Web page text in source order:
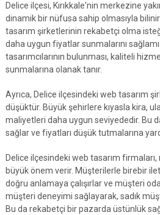
Delice ilçesi, Kırıkkale'nin merkezine
dinamik bir nüfusa sahip olmasıyla
tasarım şirketlerinin rekabetçi olma
daha uygun fiyatlar sunmalarını
tasarımcılarının bulunması, kaliteli
sunmalarına olanak tanır.
Ayrıca, Delice ilçesindeki web tasarım
düşüktür. Büyük şehirlere kıyasla kira,
maliyetleri daha uygun seviyededir. Bu
sağlar ve fiyatları düşük tutmalarına
Delice ilçesindeki web tasarım
büyük önem verir. Müşterilerle birebir
doğru anlamaya çalışırlar ve müşteri
müşteri deneyimi sağlayarak, sadık
Bu da rekabetçi bir pazarda üstünlük